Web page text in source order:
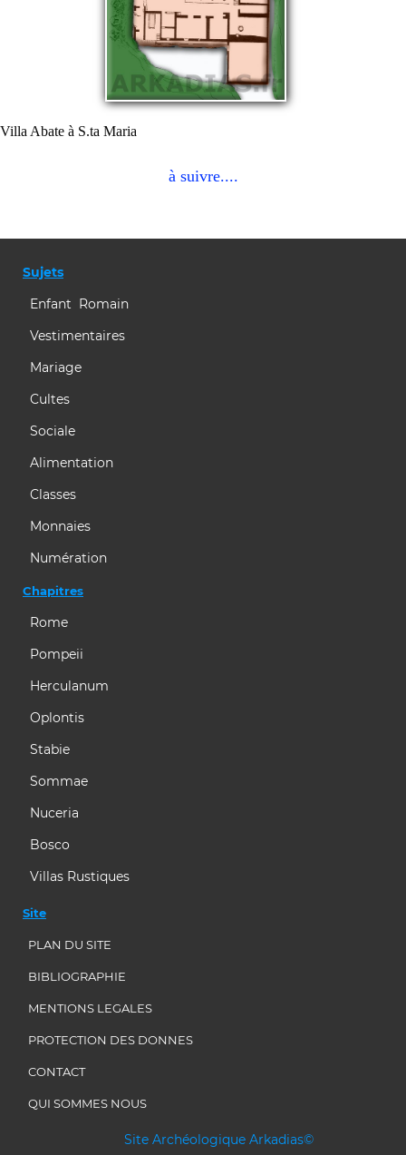
Villa Abate à S.ta Maria
à suivre....
Sujets
Enfant Romain
Vestimentaires
Mariage
Cultes
Sociale
Alimentation
Classes
Monnaies
Numération
Chapitres
Rome
Pompeii
Herculanum
Oplontis
Stabie
Sommae
Nuceria
Bosco
Villas Rustiques
Site
PLAN DU SITE
BIBLIOGRAPHIE
MENTIONS LEGALES
PROTECTION DES DONNES
CONTACT
QUI SOMMES NOUS
Site Archéologique Arkadias©